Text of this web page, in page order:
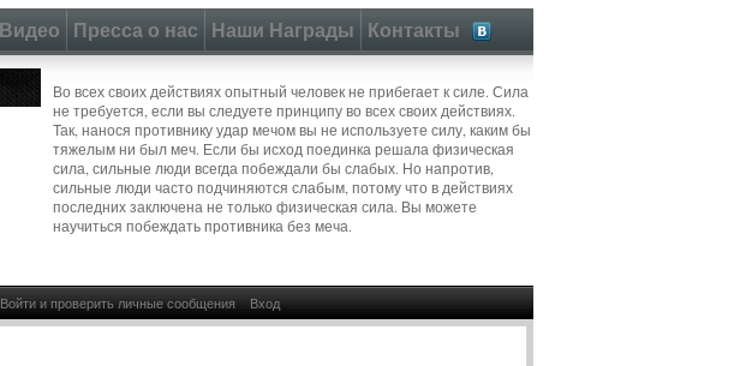
Видео Пресса о нас Наши Награды Контакты
Во всех своих действиях опытный человек не прибегает к силе. Сила
не требуется, если вы следуете принципу во всех своих действиях.
Так, нанося противнику удар мечом вы не используете силу, каким бы
тяжелым ни был меч. Если бы исход поединка решала физическая
сила, сильные люди всегда побеждали бы слабых. Но напротив,
сильные люди часто подчиняются слабым, потому что в действиях
последних заключена не только физическая сила. Вы можете
научиться побеждать противника без меча.
Войти и проверить личные сообщения Вход